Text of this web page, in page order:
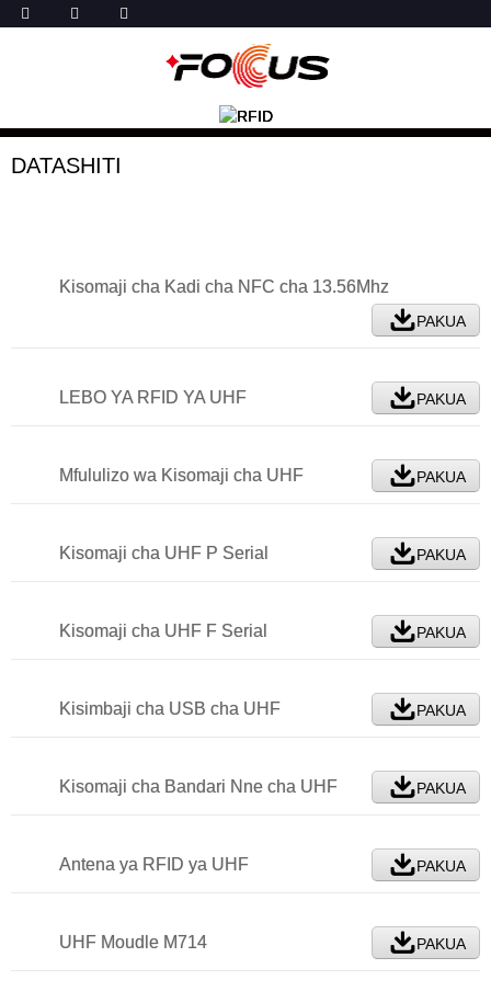
DATASHITI
Kisomaji cha Kadi cha NFC cha 13.56Mhz
PAKUA
LEBO YA RFID YA UHF PAKUA
Mfululizo wa Kisomaji cha UHF PAKUA
Kisomaji cha UHF P Serial PAKUA
Kisomaji cha UHF F Serial PAKUA
Kisimbaji cha USB cha UHF PAKUA
Kisomaji cha Bandari Nne cha UHF PAKUA
Antena ya RFID ya UHF PAKUA
UHF Moudle M714 PAKUA